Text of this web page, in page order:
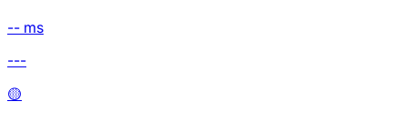
-- ms
---
🟡